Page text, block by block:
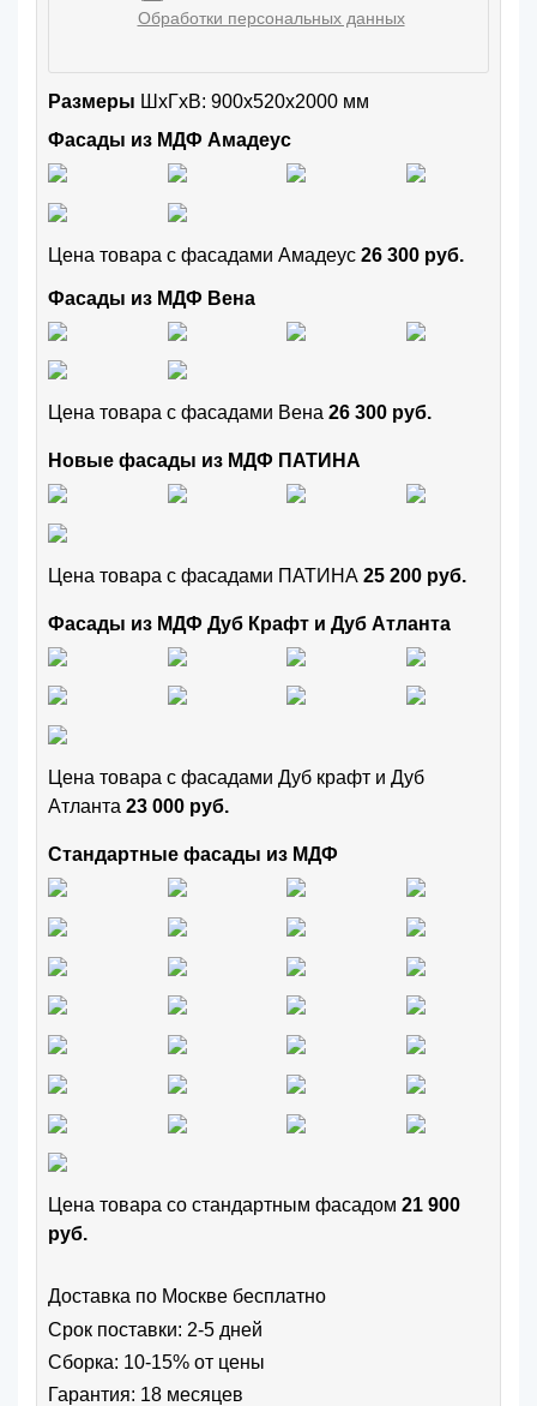
Обработки персональных данных
Размеры ШxГхВ: 900x520x2000 мм
Фасады из МДФ Амадеус
Цена товара с фасадами Амадеус 26 300 руб.
Фасады из МДФ Вена
Цена товара с фасадами Вена 26 300 руб.
Новые фасады из МДФ ПАТИНА
Цена товара с фасадами ПАТИНА 25 200 руб.
Фасады из МДФ Дуб Крафт и Дуб Атланта
Цена товара с фасадами Дуб крафт и Дуб
Атланта 23 000 руб.
Стандартные фасады из МДФ
Цена товара cо стандартным фасадом 21 900
руб.
Доставка по Москве бесплатно
Срок поставки: 2-5 дней
Сборка: 10-15% от цены
Гарантия: 18 месяцев